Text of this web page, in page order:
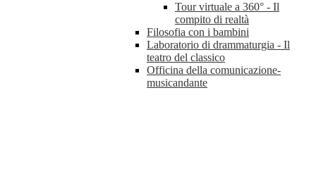
Tour virtuale a 360° - Il
compito di realtà
Filosofia con i bambini
Laboratorio di drammaturgia - Il
teatro del classico
Officina della comunicazione-
musicandante